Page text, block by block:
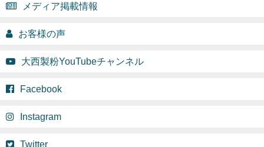
メディア掲載情報
お客様の声
大西製粉YouTubeチャンネル
Facebook
Instagram
Twitter